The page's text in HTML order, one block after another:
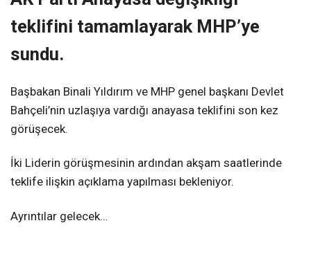
teklifini tamamlayarak MHP’ye
sundu.
Başbakan Binali Yıldırım ve MHP genel başkanı Devlet
Bahçeli’nin uzlaşıya vardığı anayasa teklifini son kez
görüşecek.
İki Liderin görüşmesinin ardından akşam saatlerinde
teklife ilişkin açıklama yapılması bekleniyor.
Ayrıntılar gelecek…